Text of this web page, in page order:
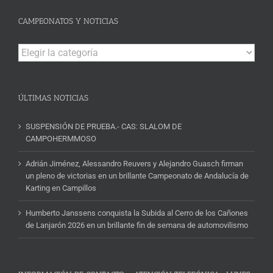
CAMPEONATOS Y NOTICIAS
Campeonatos
y
ÚLTIMAS NOTICIAS
SUSPENSIÓN DE PRUEBA.- CAS: SLALOM DE
CAMPOHERMMOSO
Adrián Jiménez, Alessandro Reuvers y Alejandro Guasch firman
un pleno de victorias en un brillante Campeonato de Andalucía de
Karting en Campillos
Humberto Janssens conquista la Subida al Cerro de los Cañones
de Lanjarón 2026 en un brillante fin de semana de automovilismo